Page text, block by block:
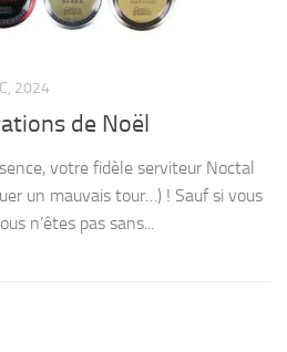
2024
de Noël
votre fidèle serviteur Noctal
un mauvais tour…) ! Sauf si vous
n’êtes pas sans...